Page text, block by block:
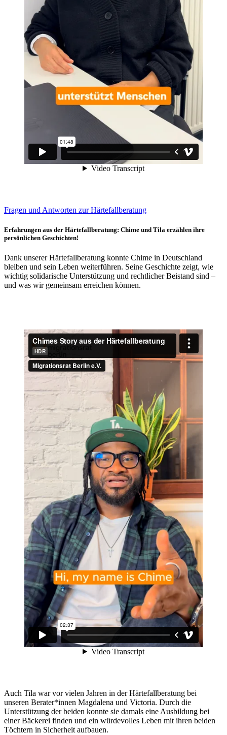
Fragen und Antworten zur Härtefallberatung
Erfahrungen aus der Härtefallberatung: Chime und Tila erzählen ihre
persönlichen Geschichten!
Dank unserer Härtefallberatung konnte Chime in Deutschland
bleiben und sein Leben weiterführen. Seine Geschichte zeigt, wie
wichtig solidarische Unterstützung und rechtlicher Beistand sind –
und was wir gemeinsam erreichen können.
Auch Tila war vor vielen Jahren in der Härtefallberatung bei
unseren Berater*innen Magdalena und Victoria. Durch die
Unterstützung der beiden konnte sie damals eine Ausbildung bei
einer Bäckerei finden und ein würdevolles Leben mit ihren beiden
Töchtern in Sicherheit aufbauen.